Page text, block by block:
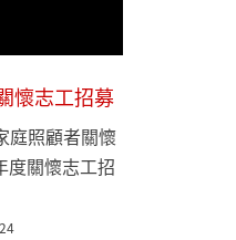
懷志工招募
庭照顧者關懷
度關懷志工招